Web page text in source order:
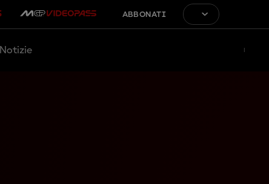
ABBONATI
Notizie